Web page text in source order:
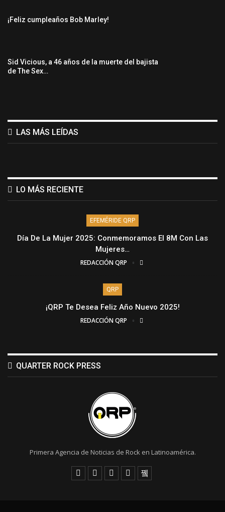
¡Feliz cumpleaños Bob Marley!
Sid Vicious, a 46 años de la muerte del bajista
de The Sex…
LAS MÁS LEÍDAS
LO MÁS RECIENTE
EFEMÉRIDE QRP
Día De La Mujer 2025: Conmemoramos El 8M Con Las
Mujeres…
REDACCIÓN QRP
QRP
¡QRP Te Desea Feliz Año Nuevo 2025!
REDACCIÓN QRP
QUARTER ROCK PRESS
Primera Agencia de Noticias de Rock en Latinoamérica.